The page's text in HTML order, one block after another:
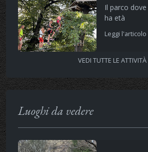
Il parco
ha età
Leggi l'articolo
VEDI TUTTE LE
Luoghi da vedere